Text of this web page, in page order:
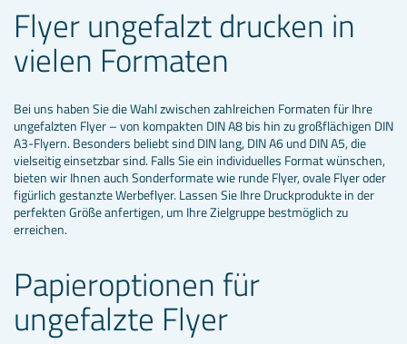
Flyer ungefalzt drucken in
vielen Formaten
Bei uns haben Sie die Wahl zwischen zahlreichen Formaten für Ihre
ungefalzten Flyer – von kompakten DIN A8 bis hin zu großflächigen DIN
A3-Flyern. Besonders beliebt sind DIN lang, DIN A6 und DIN A5, die
vielseitig einsetzbar sind. Falls Sie ein individuelles Format wünschen,
bieten wir Ihnen auch Sonderformate wie runde Flyer, ovale Flyer oder
figürlich gestanzte Werbeflyer. Lassen Sie Ihre Druckprodukte in der
perfekten Größe anfertigen, um Ihre Zielgruppe bestmöglich zu
erreichen.
Papieroptionen für
ungefalzte Flyer